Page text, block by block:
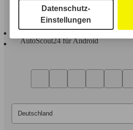
In Verbindung bleiben
AutoScout24 für iOS
AutoScout24 für Android
Datenschutz-
Einstellungen